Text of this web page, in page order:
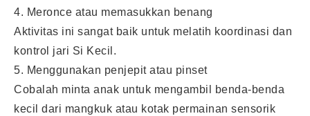
4. Meronce atau memasukkan benang
Aktivitas ini sangat baik untuk melatih koordinasi dan
kontrol jari Si Kecil.
5. Menggunakan penjepit atau pinset
Cobalah minta anak untuk mengambil benda-benda
kecil dari mangkuk atau kotak permainan sensorik